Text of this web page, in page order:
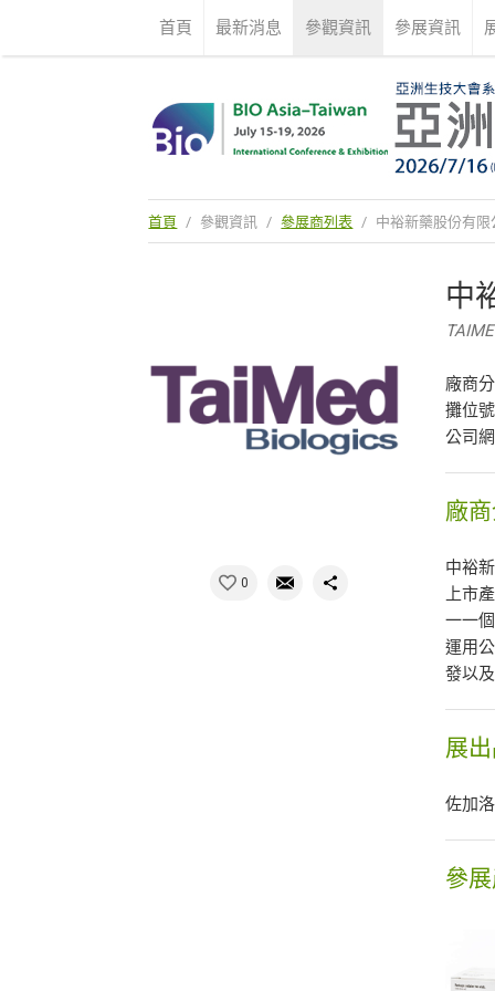
首頁 最新消息 參觀資訊 參展資訊
首頁 / 參觀資訊 / 參展商列表 / 中裕新藥股份有限
0
中
廠商
攤位
公司
廠
中裕
上市
一一
運用
發以
展
佐加
參